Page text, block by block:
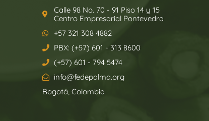
Calle 98 No. 70 - 91 Piso 14 y 15
Centro Empresarial Pontevedra
+57 321 308 4882
PBX: (+57) 601 - 313 8600
(+57) 601 - 794 5474
info@fedepalma.org
Bogotá, Colombia